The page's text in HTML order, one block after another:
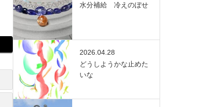
水分補給 冷えのぼせ
2026.04.28
どうしようかな止めた
いな